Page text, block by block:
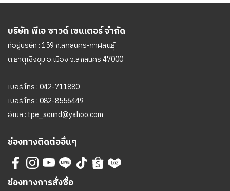
บริษัท พีเอ ซาวด์ เซนเตอร์ จำกัด
ที่อยู่บริษัท : 159 ถ.สกลนคร-กาฬสินธุ์
ต.ธาตุเชิงชุม อ.เมือง จ.สกลนคร 47000
เบอร์โทร :042-711880
เบอร์โทร :082-8556449
อีเมล : tpe_sound@yahoo.com
ช่องทางติดต่ออื่นๆ
ช่องทางการสั่งซื้อ